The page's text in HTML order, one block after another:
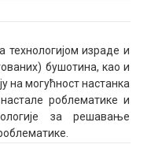
израде и
бушотина, као и
на могућност настанка
роблематике и
за решавање